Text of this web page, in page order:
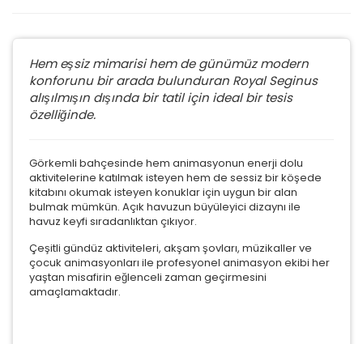
Hem eşsiz mimarisi hem de günümüz modern
konforunu bir arada bulunduran Royal Seginus
alışılmışın dışında bir tatil için ideal bir tesis
özelliğinde.
Görkemli bahçesinde hem animasyonun enerji dolu
aktivitelerine katılmak isteyen hem de sessiz bir köşede
kitabını okumak isteyen konuklar için uygun bir alan
bulmak mümkün. Açık havuzun büyüleyici dizaynı ile
havuz keyfi sıradanlıktan çıkıyor.
Çeşitli gündüz aktiviteleri, akşam şovları, müzikaller ve
çocuk animasyonları ile profesyonel animasyon ekibi her
yaştan misafirin eğlenceli zaman geçirmesini
amaçlamaktadır.